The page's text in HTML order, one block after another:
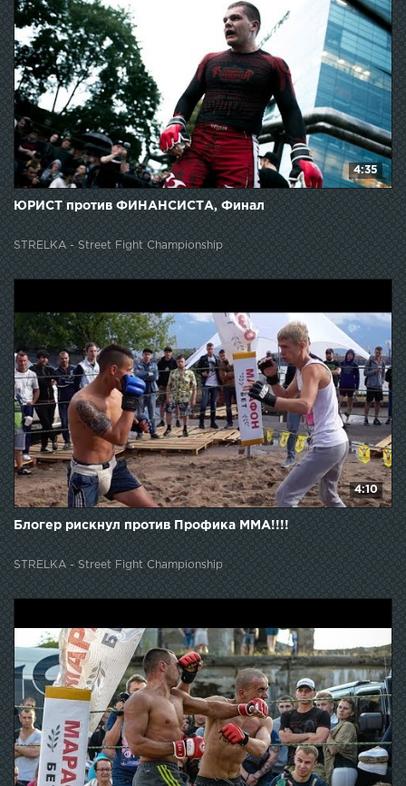
4:35
ЮРИСТ против ФИНАНСИСТА, Финал
STRELKA - Street Fight Championship
4:10
Блогер рискнул против Профика ММА!!!!
STRELKA - Street Fight Championship